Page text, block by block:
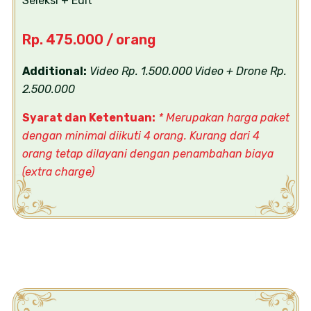
Rp. 475.000 / orang
Additional: Video Rp. 1.500.000Video + Drone Rp.
2.500.000
Syarat dan Ketentuan: * Merupakan harga paket
dengan minimal diikuti 4 orang. Kurang dari 4
orang tetap dilayani dengan penambahan biaya
(extra charge)